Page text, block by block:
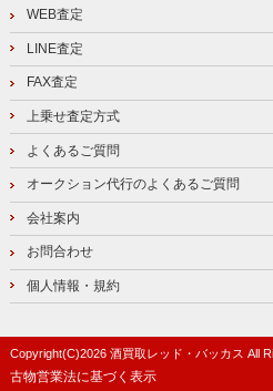
WEB査定
LINE査定
FAX査定
上乗せ査定方式
よくあるご質問
オークション代行のよくあるご質問
会社案内
お問合わせ
個人情報・規約
Copyright(C)2026 酒買取レッド・バッカス All
古物営業法に基づく表示